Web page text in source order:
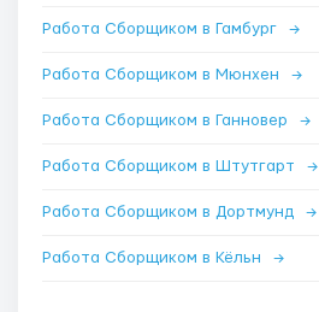
Работа Сборщиком в Гамбург →
Работа Сборщиком в Мюнхен →
Работа Сборщиком в Ганновер →
Работа Сборщиком в Штутгарт →
Работа Сборщиком в Дортмунд →
Работа Сборщиком в Кёльн →